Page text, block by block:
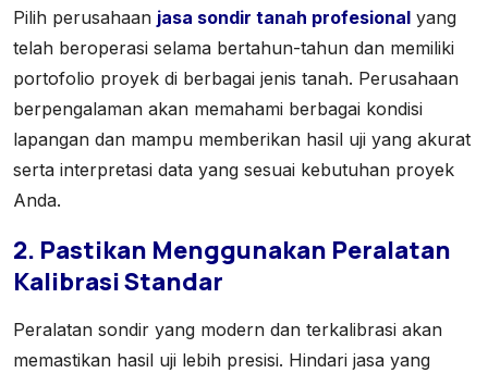
Pilih perusahaan jasa sondir tanah profesional yang
telah beroperasi selama bertahun-tahun dan memiliki
portofolio proyek di berbagai jenis tanah. Perusahaan
berpengalaman akan memahami berbagai kondisi
lapangan dan mampu memberikan hasil uji yang akurat
serta interpretasi data yang sesuai kebutuhan proyek
Anda.
2. Pastikan Menggunakan Peralatan
Kalibrasi Standar
Peralatan sondir yang modern dan terkalibrasi akan
memastikan hasil uji lebih presisi. Hindari jasa yang